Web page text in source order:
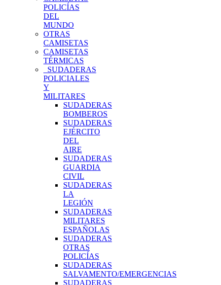
POLICÍAS
DEL
MUNDO
OTRAS
CAMISETAS
CAMISETAS
TÉRMICAS
SUDADERAS
POLICIALES
Y
MILITARES
SUDADERAS
BOMBEROS
SUDADERAS
EJÉRCITO
DEL
AIRE
SUDADERAS
GUARDIA
CIVIL
SUDADERAS
LA
LEGIÓN
SUDADERAS
MILITARES
ESPAÑOLAS
SUDADERAS
OTRAS
POLICÍAS
SUDADERAS
SALVAMENTO/EMERGENCIAS
SUDADERAS